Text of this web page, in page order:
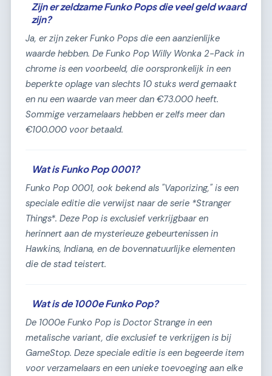
Zijn er zeldzame Funko Pops die veel geld waard
zijn?
Ja, er zijn zeker Funko Pops die een aanzienlijke
waarde hebben. De Funko Pop Willy Wonka 2-Pack in
chrome is een voorbeeld, die oorspronkelijk in een
beperkte oplage van slechts 10 stuks werd gemaakt
en nu een waarde van meer dan €73.000 heeft.
Sommige verzamelaars hebben er zelfs meer dan
€100.000 voor betaald.
Wat is Funko Pop 0001?
Funko Pop 0001, ook bekend als "Vaporizing," is een
speciale editie die verwijst naar de serie *Stranger
Things*. Deze Pop is exclusief verkrijgbaar en
herinnert aan de mysterieuze gebeurtenissen in
Hawkins, Indiana, en de bovennatuurlijke elementen
die de stad teistert.
Wat is de 1000e Funko Pop?
De 1000e Funko Pop is Doctor Strange in een
metalische variant, die exclusief te verkrijgen is bij
GameStop. Deze speciale editie is een begeerde item
voor verzamelaars en een unieke toevoeging aan elke